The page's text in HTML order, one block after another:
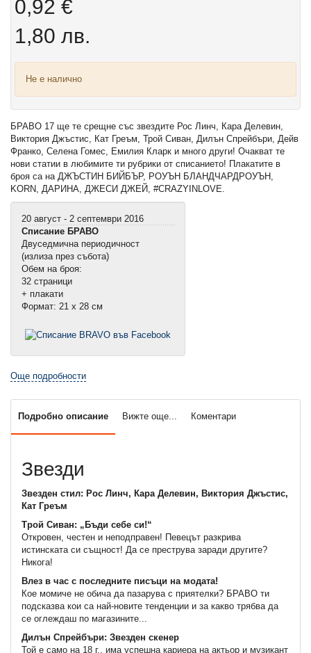
0,92 €
1,80 лв.
Не е налично
БРАВО 17 ще те срещне със звездите Рос Линч, Кара Делевин,
Виктория Джъстис, Кат Греъм, Трой Сиван, Дилън Спрейбъри, Дейв
Франко, Селена Гомес, Емилия Кларк и много други! Очакват те
нови статии в любимите ти рубрики от списанието! Плакатите в
броя са на ДЖЪСТИН БИЙБЪР, РОУЪН БЛАНДЧАРДРОУЪН,
KORN, ДАРИНА, ДЖЕСИ ДЖЕЙ, #CRAZYINLOVE.
20 август - 2 септември 2016
Списание БРАВО
Двуседмична периодичност
(излиза през събота)
Обем на броя:
32 страници
+ плакати
Формат: 21 х 28 см
Още подробности
Подробно описание Вижте още... Коментари
Звезди
Звезден стил: Рос Линч, Кара Делевин, Виктория Джъстис,
Кат Греъм
Трой Сиван: „Бъди себе си!“
Откровен, честен и неподправен! Певецът разкрива
истинската си същност! Да се преструва заради другите?
Никога!
Влез в час с последните писъци на модата!
Кое момиче не обича да пазарува с приятелки? БРАВО ти
подсказва кои са най-новите тенденции и за какво трябва да
се оглеждаш по магазините...
Дилън Спрейбъри: Звезден скенер
Той е само на 18 г., има успешна кариера на актьор и музикант